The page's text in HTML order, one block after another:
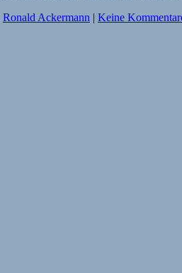
Ronald Ackermann | Keine